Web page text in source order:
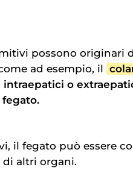
possono originari
ad esempio, il
o
il fegato può essere
di altri organi.